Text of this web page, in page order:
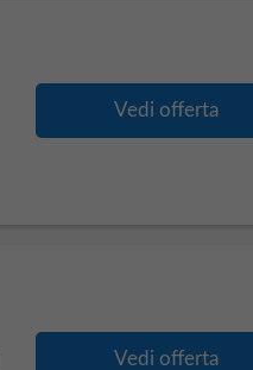
Vedi offerta
Vedi offerta